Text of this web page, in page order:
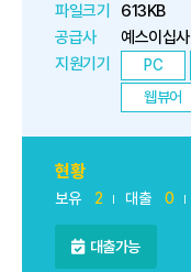
파일크기
613KB
공급사
예스이십사
지원기기
PC
웹뷰어
현황
보유 2 대출 0
대출가능